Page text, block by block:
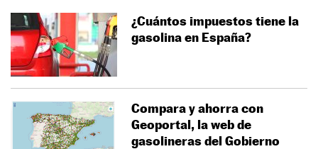
¿Cuántos impuestos tiene la
gasolina en España?
Compara y ahorra con
Geoportal, la web de
gasolineras del Gobierno